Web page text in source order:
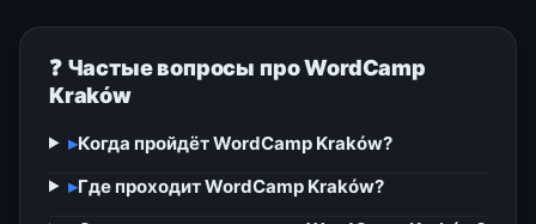
❓ Частые вопросы про WordCamp
Kraków
▸Когда пройдёт WordCamp Kraków?
▸Где проходит WordCamp Kraków?